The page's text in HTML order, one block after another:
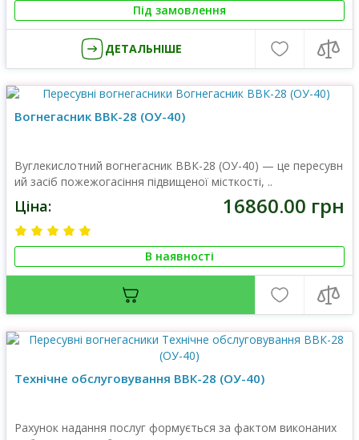
Під замовлення
ДЕТАЛЬНІШЕ
Вогнегасник ВВК-28 (ОУ-40)
Вуглекислотний вогнегасник ВВК-28 (ОУ-40) — це пересувн
ий засіб пожежогасіння підвищеної місткості, ..
Ціна: 16860.00 грн
В наявності
Технічне обслуговування ВВК-28 (ОУ-40)
Рахунок надання послуг формується за фактом виконаних